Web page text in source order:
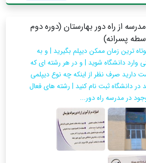
مدرسه از راه دور بهارستان (دوره دوم
پسرانه)
ترین زمان ممکن دیپلم بگیرید | و به
وارد دانشگاه شوید | و در هر رشته ای که
دارید صرف نظر از اینکه چه نوع دیپلمی
در دانشگاه ثبت نام کنید | رشته های فعال
در مدرسه راه دور...